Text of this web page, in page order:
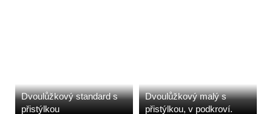
Dvoulůžkový standard s
přistýlkou
Dvoulůžkový malý s
přistýlkou, v podkroví.